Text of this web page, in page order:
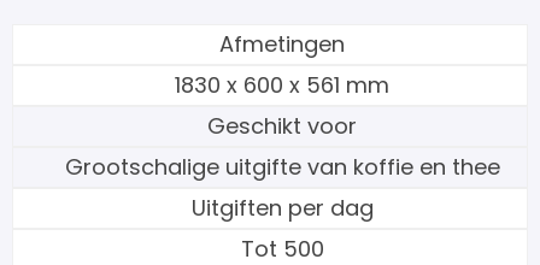
Afmetingen
1830 x 600 x 561 mm
Geschikt voor
Grootschalige uitgifte van koffie en thee
Uitgiften per dag
Tot 500